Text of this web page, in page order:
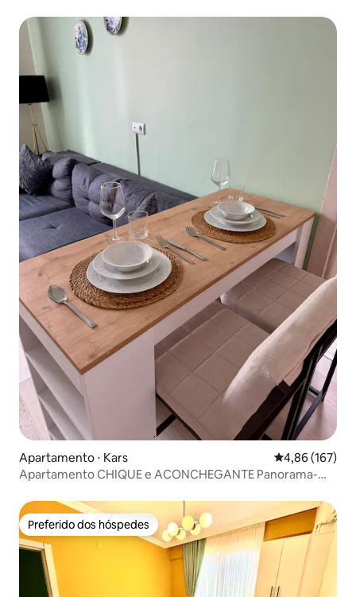
Apartamento ⋅ Kars 4,86 de uma
4,86 (167)
Apartamento CHIQUE e ACONCHEGANTE Panorama-
Preferido dos hóspedes
Preferido dos hóspedes